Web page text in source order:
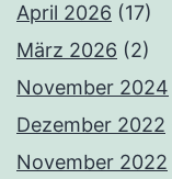
April 2026 (17)
März 2026 (2)
November 2024
Dezember 2022
November 2022